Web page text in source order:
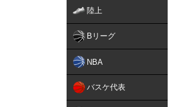
陸上
Bリーグ
NBA
バスケ代表